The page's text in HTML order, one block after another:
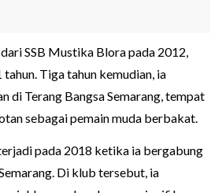
SSB Mustika Blora pada 2012,
Tiga tahun kemudian, ia
di Terang Bangsa Semarang, tempat
sebagai pemain muda berbakat.
pada 2018 ketika ia bergabung
Di klub tersebut, ia